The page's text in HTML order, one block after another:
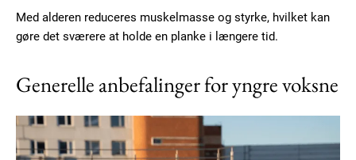
/ year
Praesent euismod ac
Nullam eu erat condimentum
Donec quis est ac felis
Med alderen reduceres muskelmasse og styrke, hvilket kan
gøre det sværere at holde en planke i længere tid.
Generelle anbefalinger for yngre voksne